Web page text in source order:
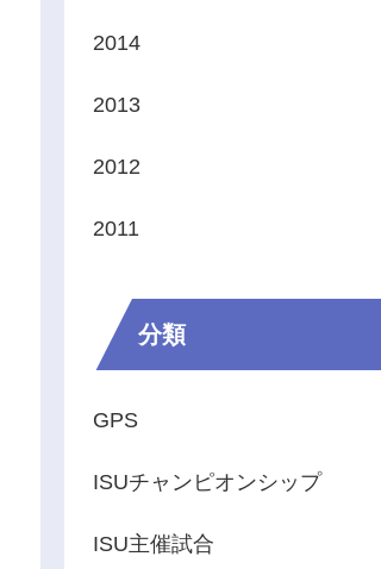
2014
2013
2012
2011
分類
GPS
ISUチャンピオンシップ
ISU主催試合